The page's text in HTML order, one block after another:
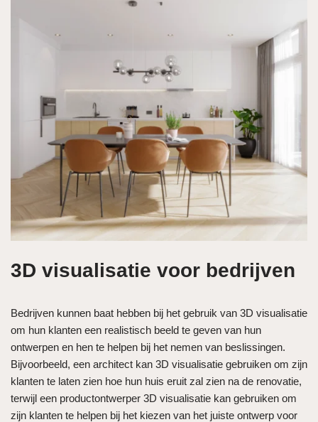
3D visualisatie voor bedrijven
Bedrijven kunnen baat hebben bij het gebruik van 3D visualisatie
om hun klanten een realistisch beeld te geven van hun
ontwerpen en hen te helpen bij het nemen van beslissingen.
Bijvoorbeeld, een architect kan 3D visualisatie gebruiken om zijn
klanten te laten zien hoe hun huis eruit zal zien na de renovatie,
terwijl een productontwerper 3D visualisatie kan gebruiken om
zijn klanten te helpen bij het kiezen van het juiste ontwerp voor